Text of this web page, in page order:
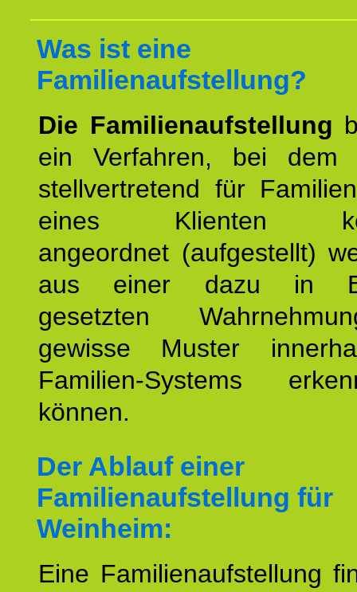
Was ist eine
Familienaufstellung?
Die Familienaufstellung
ein Verfahren, bei dem
stellvertretend für
eines Klienten
angeordnet (aufgestellt)
aus einer dazu in
gesetzten
gewisse Muster
Familien-Systems
können.
Der Ablauf einer
Familienaufstellung für
Weinheim:
Eine Familienaufstellung